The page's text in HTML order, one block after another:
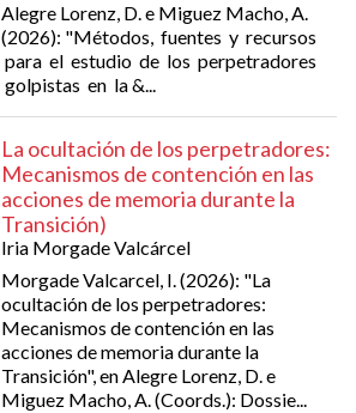
Alegre Lorenz, D. e Miguez Macho, A.
(2026): "Métodos, fuentes y recursos
para el estudio de los perpetradores
golpistas en la &...
La ocultación de los perpetradores:
Mecanismos de contención en las
acciones de memoria durante la
Transición)
Iria Morgade Valcárcel
Morgade Valcarcel, I. (2026): "La
ocultación de los perpetradores:
Mecanismos de contención en las
acciones de memoria durante la
Transición", en Alegre Lorenz, D. e
Miguez Macho, A. (Coords.): Dossie...